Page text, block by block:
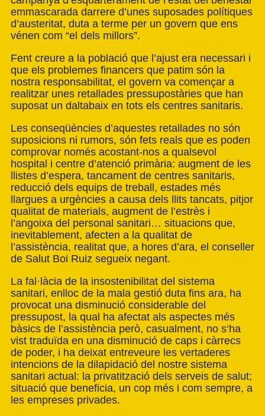
emmascarada darrere d’unes suposades polítiques
d’austeritat, duta a terme per un govern que ens
vénen com “el dels millors”.
Fent creure a la població que l’ajust era necessari i
que els problemes financers que patim són la
nostra responsabilitat, el govern va començar a
realitzar unes retallades pressupostàries que han
suposat un daltabaix en tots els centres sanitaris.
Les conseqüències d’aquestes retallades no són
suposicions ni rumors, són fets reals que es poden
comprovar només acostant-nos a qualsevol
hospital i centre d’atenció primària: augment de les
llistes d’espera, tancament de centres sanitaris,
reducció dels equips de treball, estades més
llargues a urgències a causa dels llits tancats, pitjor
qualitat de materials, augment de l’estrès i
l’angoixa del personal sanitari… situacions que,
inevitablement, afecten a la qualitat de
l’assistència, realitat que, a hores d’ara, el conseller
de Salut Boi Ruiz segueix negant.
La fal·làcia de la insostenibilitat del sistema
sanitari, enlloc de la mala gestió duta fins ara, ha
provocat una disminució considerable del
pressupost, la qual ha afectat als aspectes més
bàsics de l’assistència però, casualment, no s‘ha
vist traduïda en una disminució de caps i càrrecs
de poder, i ha deixat entreveure les vertaderes
intencions de la dilapidació del nostre sistema
sanitari actual: la privatització dels serveis de salut;
situació que beneficia, un cop més i com sempre, a
les empreses privades.